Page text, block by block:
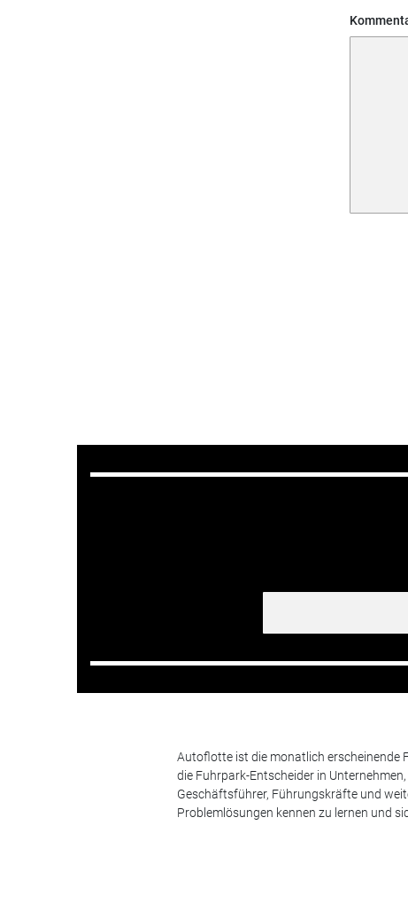
Autoflotte ist die monatlich erscheinende
die Fuhrpark-Entscheider in
Geschäftsführer, Führungskräfte und
Problemlösungen kennen zu lernen und